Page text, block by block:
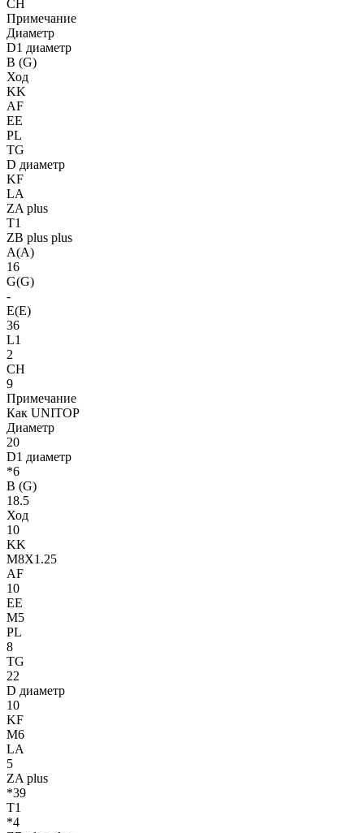
CH
Примечание
Диаметр
D1 диаметр
B (G)
Ход
KK
AF
EE
PL
TG
D диаметр
KF
LA
ZA plus
T1
ZB plus plus
A(A)
16
G(G)
-
E(E)
36
L1
2
CH
9
Примечание
Как UNITOP
Диаметр
20
D1 диаметр
*6
B (G)
18.5
Ход
10
KK
M8X1.25
AF
10
EE
M5
PL
8
TG
22
D диаметр
10
KF
M6
LA
5
ZA plus
*39
T1
*4